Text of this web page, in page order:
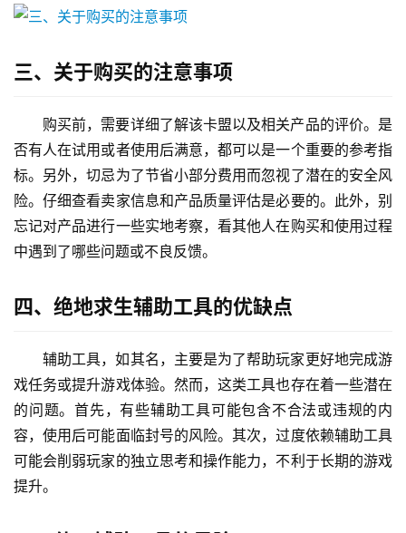
三、关于购买的注意事项
购买前，需要详细了解该卡盟以及相关产品的评价。是
否有人在试用或者使用后满意，都可以是一个重要的参考指
标。另外，切忌为了节省小部分费用而忽视了潜在的安全风
险。仔细查看卖家信息和产品质量评估是必要的。此外，别
忘记对产品进行一些实地考察，看其他人在购买和使用过程
中遇到了哪些问题或不良反馈。
四、绝地求生辅助工具的优缺点
辅助工具，如其名，主要是为了帮助玩家更好地完成游
戏任务或提升游戏体验。然而，这类工具也存在着一些潜在
的问题。首先，有些辅助工具可能包含不合法或违规的内
容，使用后可能面临封号的风险。其次，过度依赖辅助工具
可能会削弱玩家的独立思考和操作能力，不利于长期的游戏
提升。